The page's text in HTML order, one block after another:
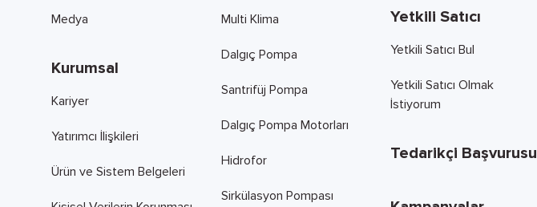
Medya
Kurumsal
Kariyer
Yatırımcı İlişkileri
Ürün ve Sistem Belgeleri
Multi Klima
Dalgıç Pompa
Santrifüj Pompa
Dalgıç Pompa Motorları
Hidrofor
Sirkülasyon Pompası
Yetkili Satıcı
Yetkili Satıcı Bul
Yetkili Satıcı Olmak
İstiyorum
Tedarikçi Başvurusu